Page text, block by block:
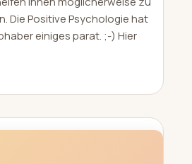
Die Positive Psychologie hat
einiges parat. ;-) Hier